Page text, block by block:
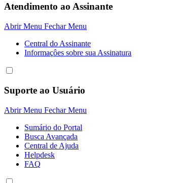
Atendimento ao Assinante
Abrir Menu Fechar Menu
Central do Assinante
Informaçôes sobre sua Assinatura
Suporte ao Usuário
Abrir Menu Fechar Menu
Sumário do Portal
Busca Avançada
Central de Ajuda
Helpdesk
FAQ